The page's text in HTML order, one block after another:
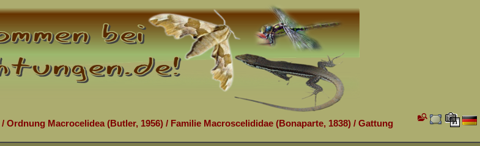
/ Ordnung Macrocelidea (Butler, 1956) / Familie Macroscelididae (Bonaparte, 1838) / Gattung